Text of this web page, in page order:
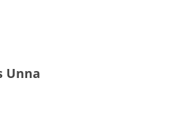
Unna